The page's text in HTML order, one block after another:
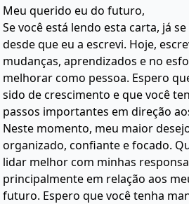
Meu querido eu do futuro,
Se você está lendo esta carta, já
desde que eu a escrevi. Hoje,
mudanças, aprendizados e no
melhorar como pessoa. Espero
sido de crescimento e que você
passos importantes em direção
Neste momento, meu maior
organizado, confiante e focado.
lidar melhor com minhas
principalmente em relação aos
futuro. Espero que você tenha